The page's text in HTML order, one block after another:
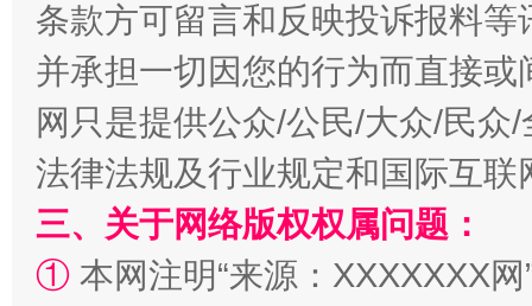
阿坝州三大球赛在茂县开幕 规模
条款方可留言和反映投诉报料
并承担一切因您的行为而直接
网只是提供公众/公民/大众/民
法律法规及行业规定和国际互
三、关于网络版权权属问题：
① 本网注明“来源：XXXXXXX